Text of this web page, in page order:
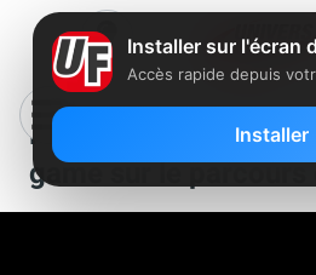
Free Pro va
game sur le parcours
Installer sur l'écran
Accès rapide depuis
Installer